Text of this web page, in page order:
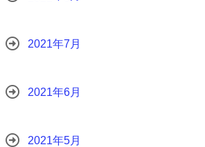
2021年7月
2021年6月
2021年5月